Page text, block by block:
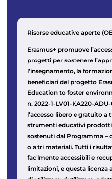
Risorse educative aperte
Erasmus+ promuove
progetti per sostenere
l’insegnamento, la
beneficiari del progetto
Education to foster
n. 2022-1-LV01-KA220-
l’accesso libero e gratuito a
strumenti educativi
sostenuti dal Programma –
o altri materiali. Tutti i
facilmente accessibili e
limitazioni, e questa licenza